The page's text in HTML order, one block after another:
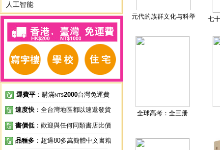
人工智能
運費平 ：購滿NT$2000台灣免運費
速度快 ：全台灣地區都以速遞發貨
書價低 ：歡迎與任何同類書店比價
品種多 ：超過80多萬簡體中文書籍
元代的族群文化与科举 七
全球高考：全三册